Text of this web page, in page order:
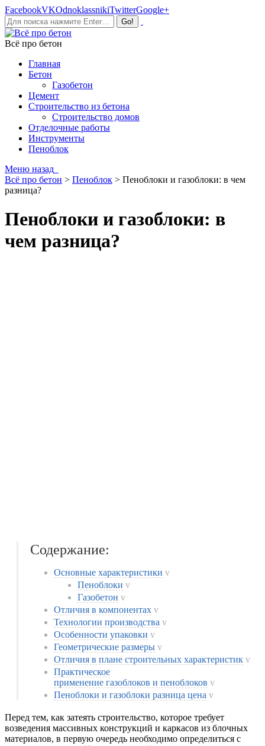
FacebookVKOdnoklassnikiTwitterGoogle+
Всё про бетон
Главная
Бетон
Газобетон
Цемент
Строительство из бетона
Строительство домов
Отделочные работы
Инструменты
Пеноблок
Меню назад
Всё про бетон > Пеноблок > Пеноблоки и газоблоки: в чем
разница?
Пеноблоки и газоблоки: в
чем разница?
Содержание:
Основные характеристики v
Пеноблоки v
Газобетон v
Отличия в компонентах v
Технологии производства v
Особенности упаковки v
Геометрические размеры v
Отличия в плане строительных характеристик v
Практическое
применение газоблоков и пеноблоков v
Пеноблоки и газоблоки разница цена v
Перед тем, как затеять строительство, которое требует
возведения массивных конструкций и каркасов из блочных
материалов, в первую очередь необходимо определиться с